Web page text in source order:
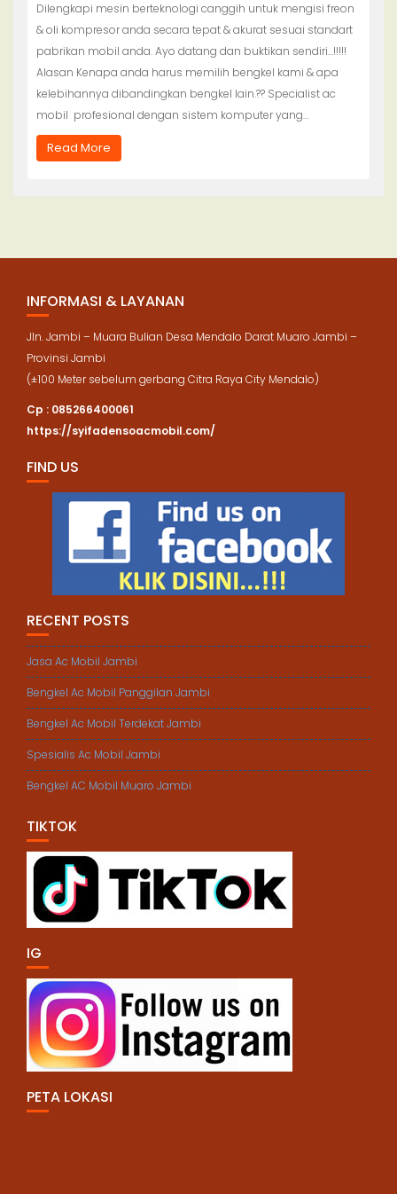
Dilengkapi mesin berteknologi canggih untuk mengisi freon
& oli kompresor anda secara tepat & akurat sesuai standart
pabrikan mobil anda. Ayo datang dan buktikan sendiri…!!!!!
Alasan Kenapa anda harus memilih bengkel kami & apa
kelebihannya dibandingkan bengkel lain.?? Specialist ac
mobil profesional dengan sistem komputer yang…
Read More
INFORMASI & LAYANAN
Jln. Jambi – Muara Bulian Desa Mendalo Darat Muaro Jambi –
Provinsi Jambi
(±100 Meter sebelum gerbang Citra Raya City Mendalo)
Cp : 085266400061
https://syifadensoacmobil.com/
FIND US
RECENT POSTS
Jasa Ac Mobil Jambi
Bengkel Ac Mobil Panggilan Jambi
Bengkel Ac Mobil Terdekat Jambi
Spesialis Ac Mobil Jambi
Bengkel AC Mobil Muaro Jambi
TIKTOK
IG
PETA LOKASI